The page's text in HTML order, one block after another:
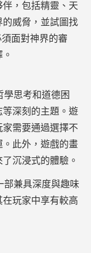
，包括精靈、天
威脅，並試圖找
面對神界的審
學思考和道德困
深刻的主題。遊
需要通過選擇不
。此外，遊戲的畫
沉浸式的體驗。
部兼具深度與趣味
玩家中享有較高